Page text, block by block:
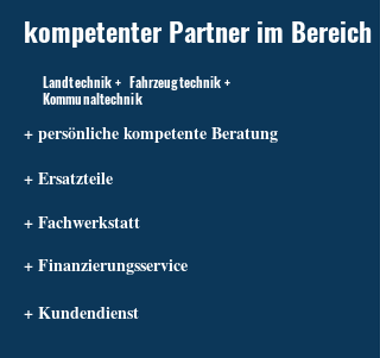
kompetenter Partner im Bereich
Landtechnik + Fahrzeugtechnik +
Kommunaltechnik
+ persönliche kompetente Beratung
+ Ersatzteile
+ Fachwerkstatt
+ Finanzierungsservice
+ Kundendienst